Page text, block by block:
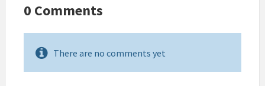
0 Comments
There are no comments yet